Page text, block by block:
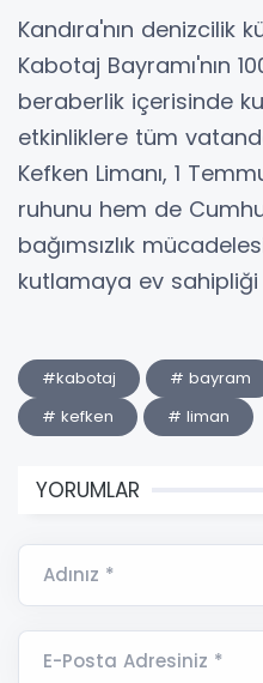
Kandıra'nın denizcilik
Kabotaj Bayramı'nın
beraberlik içerisinde
etkinliklere tüm
Kefken Limanı, 1
ruhunu hem de
bağımsızlık
kutlamaya ev
#kabotaj # bayram
# kefken
# liman
YORUMLAR
Adınız *
E-Posta Adresiniz *